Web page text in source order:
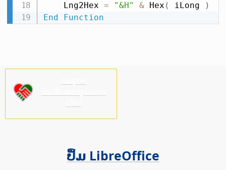
    Lng2Hex
= "&H" & Hex ( iLong
)
End
Function
ປຶ້ມ LibreOffice